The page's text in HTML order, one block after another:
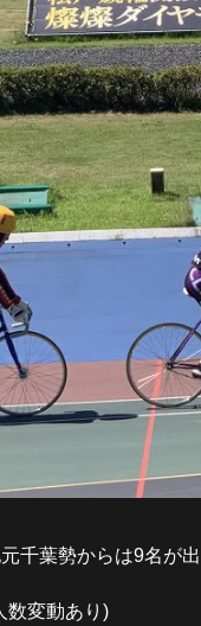
千葉勢からは9名が
数変動あり)